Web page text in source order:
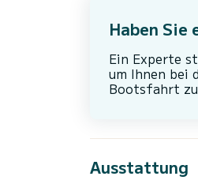
Haben Sie
Ein Experte
um Ihnen bei
Bootsfahrt
Ausstattung